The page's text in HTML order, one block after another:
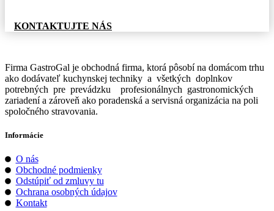
KONTAKTUJTE NÁS
Firma GastroGal je obchodná firma, ktorá pôsobí na domácom trhu
ako dodávateľ kuchynskej techniky a všetkých doplnkov
potrebných pre prevádzku profesionálnych gastronomických
zariadení a zároveň ako poradenská a servisná organizácia na poli
spoločného stravovania.
Informácie
O nás
Obchodné podmienky
Odstúpiť od zmluvy tu
Ochrana osobných údajov
Kontakt